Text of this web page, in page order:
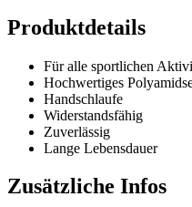
Produktdetails
Für alle sportlichen
Hochwertiges
Handschlaufe
Widerstandsfähig
Zuverlässig
Lange Lebensdauer
Zusätzliche Infos